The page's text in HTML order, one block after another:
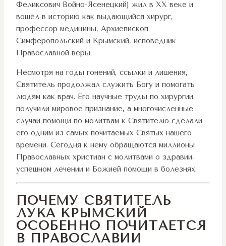
Феликсович Войно-Ясенецкий) жил в XX веке и
вошёл в историю как выдающийся хирург,
профессор медицины, Архиепископ
Симферопольский и Крымский, исповедник
Православной веры.
Несмотря на годы гонений, ссылки и лишения,
Святитель продолжал служить Богу и помогать
людям как врач. Его научные труды по хирургии
получили мировое признание, а многочисленные
случаи помощи по молитвам к Святителю сделали
его одним из самых почитаемых Святых нашего
времени. Сегодня к нему обращаются миллионы
Православных христиан с молитвами о здравии,
успешном лечении и Божией помощи в болезнях.
ПОЧЕМУ СВЯТИТЕЛЬ
ЛУКА КРЫМСКИЙ
ОСОБЕННО ПОЧИТАЕТСЯ
В ПРАВОСЛАВИИ